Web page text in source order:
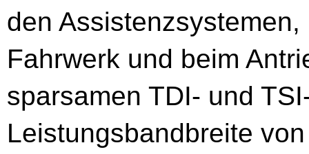
den
Fahrwerk und beim
sparsamen TDI- und
Leistungsbandbreite